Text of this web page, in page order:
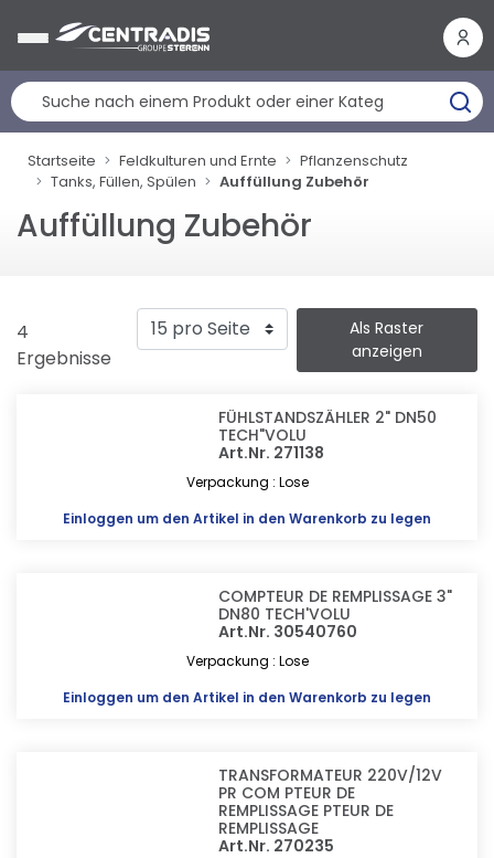
Startseite Feldkulturen und Ernte
Pflanzenschutz
Tanks, Füllen, Spülen
Auffüllung Zubehör
Auffüllung Zubehör
4
Ergebnisse
Als Raster
anzeigen
FÜHLSTANDSZÄHLER 2" DN50
TECH"VOLU
Art.Nr. 271138
Verpackung : Lose
Einloggen um den Artikel in den Warenkorb zu legen
COMPTEUR DE REMPLISSAGE 3"
DN80 TECH'VOLU
Art.Nr. 30540760
Verpackung : Lose
Einloggen um den Artikel in den Warenkorb zu legen
TRANSFORMATEUR 220V/12V
PR COM PTEUR DE
REMPLISSAGE PTEUR DE
REMPLISSAGE
Art.Nr. 270235